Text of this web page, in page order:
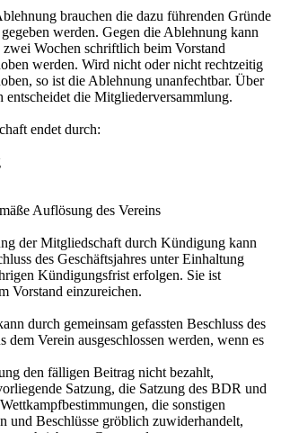
brauchen die dazu führenden Gründe
werden. Gegen die Ablehnung kann
Wochen schriftlich beim Vorstand
werden. Wird nicht oder nicht rechtzeitig
so ist die Ablehnung unanfechtbar. Über
entscheidet die Mitgliederversammlung.
endet durch:
Auflösung des Vereins
der Mitgliedschaft durch Kündigung kann
des Geschäftsjahres unter Einhaltung
Kündigungsfrist erfolgen. Sie ist
Vorstand einzureichen.
durch gemeinsam gefassten Beschluss des
dem Verein ausgeschlossen werden, wenn es
den fälligen Beitrag nicht bezahlt,
Satzung, die Satzung des BDR und
die sonstigen
und Beschlüsse gröblich zuwiderhandelt,